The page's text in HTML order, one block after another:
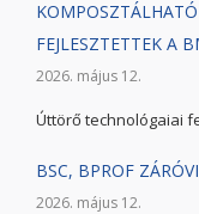
FEJLESZTETTEK A
2026. május 12.
Úttörő technológaiai
BSC, BPROF
2026. május 12.